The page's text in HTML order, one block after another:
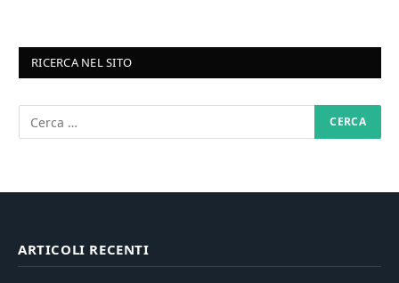
RICERCA NEL SITO
ARTICOLI RECENTI